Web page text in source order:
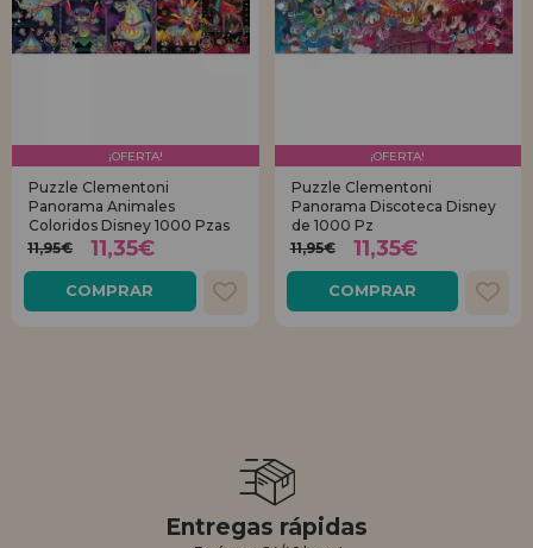
¡OFERTA!
Puzzle Clementoni
Panorama Animales
Coloridos Disney 1000 Pzas
11,95€
11,35€
COMPRAR
¡OFERTA!
Puzzle Clementoni
Panorama Discoteca Disney
de 1000 Pz
11,95€
11,35€
COMPRAR
Entregas rápidas